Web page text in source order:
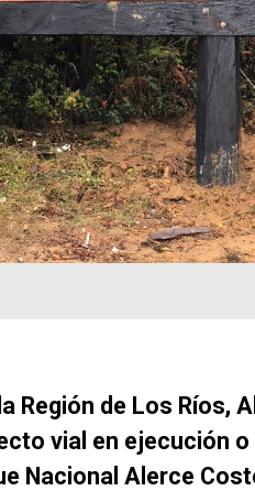
Región de Los Ríos,
vial en ejecución o
Nacional Alerce